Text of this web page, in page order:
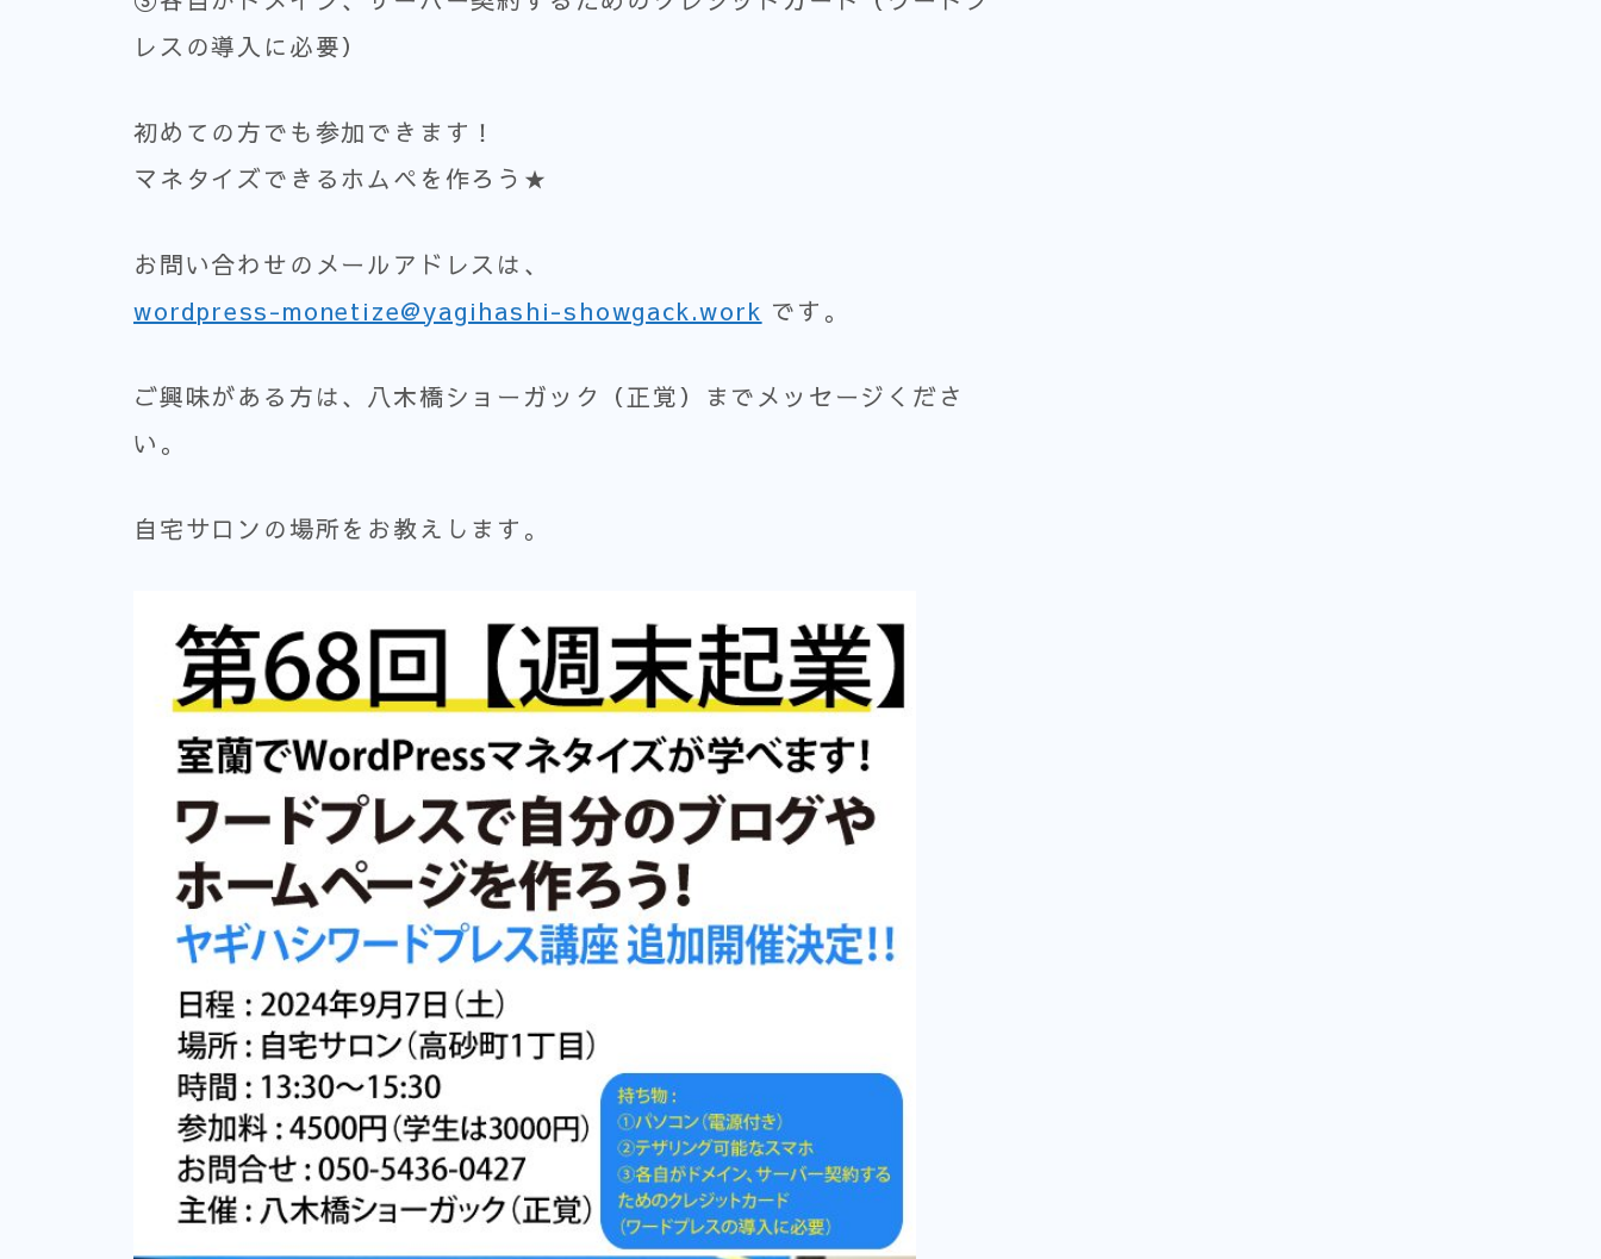
レスの導入に必要）
初めての方でも参加できます！
マネタイズできるホムペを作ろう★
お問い合わせのメールアドレスは、
wordpress-monetize@yagihashi-showgack.work です。
ご興味がある方は、八木橋ショーガック（正覚）までメッセージくださ
い。
自宅サロンの場所をお教えします。